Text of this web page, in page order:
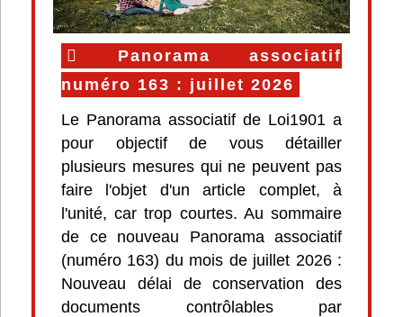
Panorama associatif
numéro 163 : juillet 2026
Le Panorama associatif de Loi1901 a
pour objectif de vous détailler
plusieurs mesures qui ne peuvent pas
faire l'objet d'un article complet, à
l'unité, car trop courtes. Au sommaire
de ce nouveau Panorama associatif
(numéro 163) du mois de juillet 2026 :
Nouveau délai de conservation des
documents contrôlables par